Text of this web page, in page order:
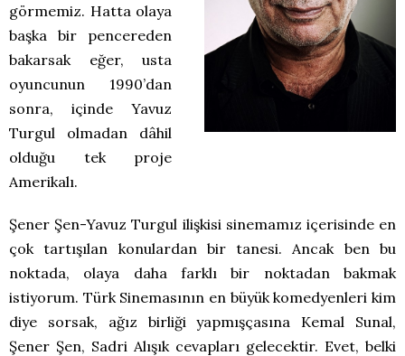
görmemiz. Hatta olaya
başka bir pencereden
bakarsak eğer, usta
oyuncunun 1990’dan
sonra, içinde Yavuz
Turgul olmadan dâhil
olduğu tek proje
Amerikalı.
Şener Şen-Yavuz Turgul ilişkisi sinemamız içerisinde en
çok tartışılan konulardan bir tanesi. Ancak ben bu
noktada, olaya daha farklı bir noktadan bakmak
istiyorum. Türk Sinemasının en büyük komedyenleri kim
diye sorsak, ağız birliği yapmışçasına Kemal Sunal,
Şener Şen, Sadri Alışık cevapları gelecektir. Evet, belki